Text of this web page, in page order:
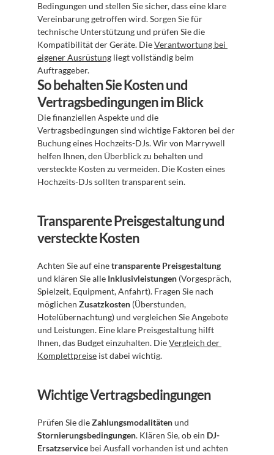
Bedingungen und stellen Sie sicher, dass eine klare
Vereinbarung getroffen wird. Sorgen Sie für
technische Unterstützung und prüfen Sie die
Kompatibilität der Geräte. Die Verantwortung bei
eigener Ausrüstung liegt vollständig beim
Auftraggeber.
So behalten Sie Kosten und
Vertragsbedingungen im Blick
Die finanziellen Aspekte und die
Vertragsbedingungen sind wichtige Faktoren bei der
Buchung eines Hochzeits-DJs. Wir von Marrywell
helfen Ihnen, den Überblick zu behalten und
versteckte Kosten zu vermeiden. Die Kosten eines
Hochzeits-DJs sollten transparent sein.
Transparente Preisgestaltung und
versteckte Kosten
Achten Sie auf eine transparente Preisgestaltung
und klären Sie alle Inklusivleistungen (Vorgespräch,
Spielzeit, Equipment, Anfahrt). Fragen Sie nach
möglichen Zusatzkosten (Überstunden,
Hotelübernachtung) und vergleichen Sie Angebote
und Leistungen. Eine klare Preisgestaltung hilft
Ihnen, das Budget einzuhalten. Die Vergleich der
Komplettpreise ist dabei wichtig.
Wichtige Vertragsbedingungen
Prüfen Sie die Zahlungsmodalitäten
Stornierungsbedingungen. Klären Sie, ob ein DJ-
Ersatzservice bei Ausfall vorhanden ist und achten